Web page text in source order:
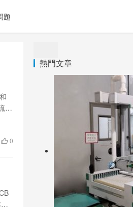
題
0
熱門文章